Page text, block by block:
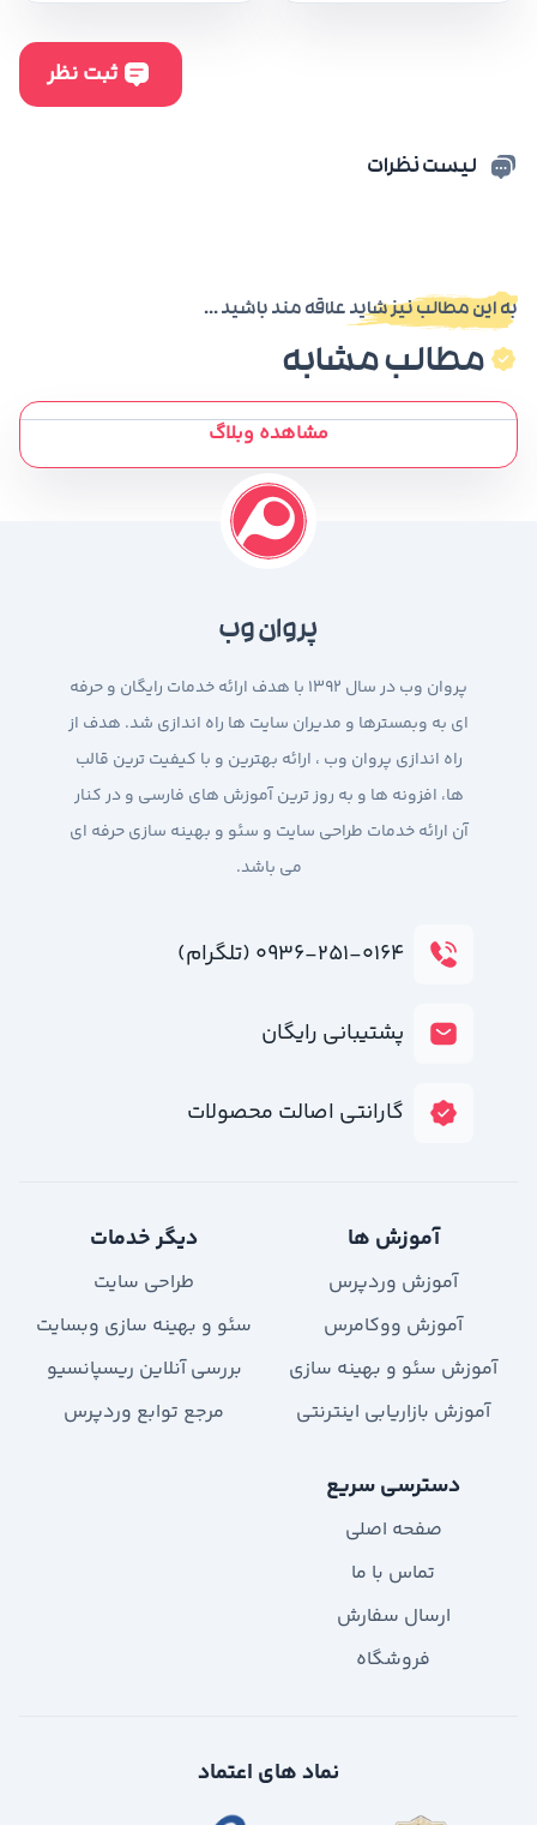
لیست نظرات
به این مطالب نیز شاید علاقه مند باشید ...
مطالب مشابه
مشاهده وبلاگ
پروان وب
پروان وب در سال 1392 با هدف ارائه خدمات رایگان و حرفه
ای به وبمسترها و مدیران سایت ها راه اندازی شد. هدف از
راه اندازی پروان وب ، ارائه بهترین و با کیفیت ترین قالب
ها، افزونه ها و به روز ترین آموزش های فارسی و در کنار
آن ارائه خدمات طراحی سایت و سئو و بهینه سازی حرفه ای
می باشد.
۰۹۳۶-۲۵۱-۰۱۶۴ (تلگرام)
پشتیبانی رایگان
گارانتی اصالت محصولات
آموزش ها
آموزش وردپرس
آموزش ووکامرس
آموزش سئو و بهینه سازی
آموزش بازاریابی اینترنتی
دیگر خدمات
طراحی سایت
سئو و بهینه سازی وبسایت
بررسی آنلاین ریسپانسیو
مرجع توابع وردپرس
دسترسی سریع
صفحه اصلی
تماس با ما
ارسال سفارش
فروشگاه
نماد های اعتماد